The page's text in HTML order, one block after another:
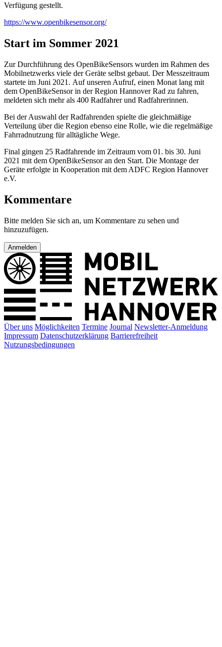
Verfügung gestellt.
https://www.openbikesensor.org/
Start im Sommer 2021
Zur Durchführung des OpenBikeSensors wurden im Rahmen des
Mobilnetzwerks viele der Geräte selbst gebaut. Der Messzeitraum
startete im Juni 2021. Auf unseren Aufruf, einen Monat lang mit
dem OpenBikeSensor in der Region Hannover Rad zu fahren,
meldeten sich mehr als 400 Radfahrer und Radfahrerinnen.
Bei der Auswahl der Radfahrenden spielte die gleichmäßige
Verteilung über die Region ebenso eine Rolle, wie die regelmäßige
Fahrradnutzung für alltägliche Wege.
Final gingen 25 Radfahrende im Zeitraum vom 01. bis 30. Juni
2021 mit dem OpenBikeSensor an den Start. Die Montage der
Geräte erfolgte in Kooperation mit dem ADFC Region Hannover
e.V.
Kommentare
Bitte melden Sie sich an, um Kommentare zu sehen und
hinzuzufügen.
Anmelden
Über uns Möglichkeiten Termine Journal Newsletter-Anmeldung
Impressum Datenschutzerklärung Barrierefreiheit
Nutzungsbedingungen